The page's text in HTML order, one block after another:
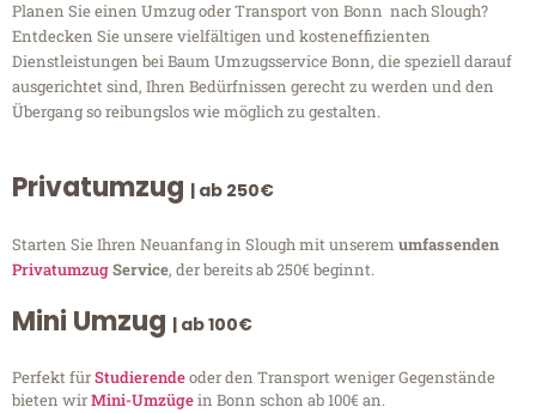
Planen Sie einen Umzug oder Transport von Bonn nach Slough?
Entdecken Sie unsere vielfältigen und kosteneffizienten
Dienstleistungen bei Baum Umzugsservice Bonn, die speziell darauf
ausgerichtet sind, Ihren Bedürfnissen gerecht zu werden und den
Übergang so reibungslos wie möglich zu gestalten.
Privatumzug | ab 250€
Starten Sie Ihren Neuanfang in Slough mit unserem umfassenden
PrivatumzugService, der bereits ab 250€ beginnt.
Mini Umzug | ab 100€
Perfekt fürStudierendeoder den Transport weniger Gegenstände
bieten wirMini-Umzügein Bonn schon ab 100€ an.